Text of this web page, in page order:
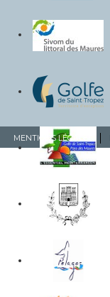
MENTIONS LÉGALES